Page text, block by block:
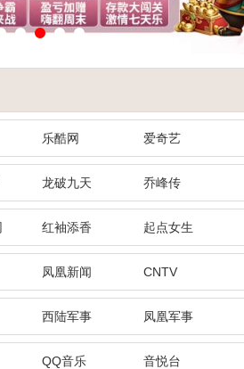
乐酷网 爱奇艺
龙破九天 乔峰传
红袖添香 起点女生
凤凰新闻 CNTV
西陆军事 凤凰军事
QQ音乐 音悦台